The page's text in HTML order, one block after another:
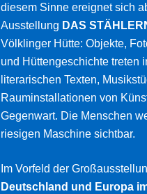
diesem Sinne ereignet sich
Ausstellung DAS
Völklinger Hütte: Objekte,
und Hüttengeschichte treten
literarischen Texten,
Rauminstallationen von
Gegenwart. Die Menschen
riesigen Maschine sichtbar.
Im Vorfeld der
Deutschland und Europa